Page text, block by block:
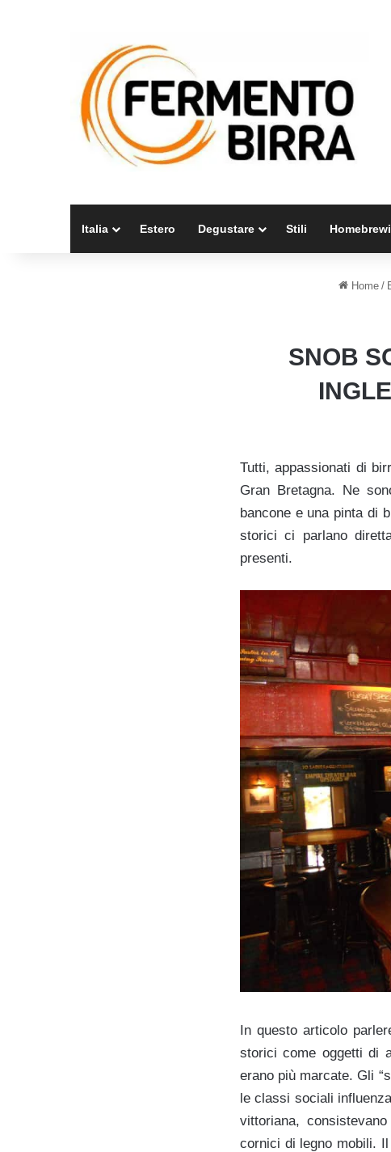
Italia Estero Degustare Stili
Home /
SNOB
Tutti, appassionati di
Gran Bretagna. Ne
bancone e una pinta di
storici ci parlano
presenti.
In questo articolo
storici come oggetti di
erano più marcate. Gli
le classi sociali
vittoriana,
cornici di legno mobili.